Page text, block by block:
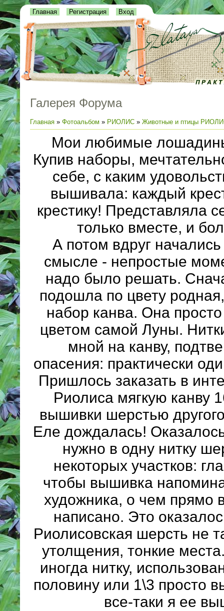
Главная Регистрация Вход
Галерея Форума
Главная » Фотоальбом » РИОЛИС » Животные и птицы
Мои любимые
Купив наборы,
себе, с каким
вышивала: каждый
крестику! Представляла
только вместе, и
А потом вдруг
смысле - непростые
надо было решать.
подошла по цвету
набор канва. Она
цветом самой Луны.
мной на канву,
опасения: практически
Пришлось заказать в
Риолиса мягкую канву
вышивки шерстью
Еле дождалась!
нужно в одну нитку
некоторых участков:
чтобы вышивка
художника, о чем прямо
написано. Это
Риолисовская шерсть не
утолщения, тонкие
иногда нитку,
половину или 1\3 просто
все-таки я ее